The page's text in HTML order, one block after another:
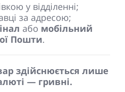
у відділенні;
за адресою;
або мобільний
Пошти.
здійснюється лише
— гривні.